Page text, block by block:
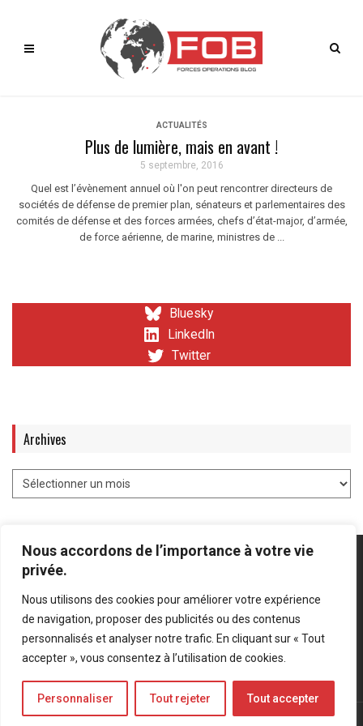
Nous accordons de l’importance à votre vie
privée.
Nous utilisons des cookies pour améliorer votre expérience
de navigation, proposer des publicités ou des contenus
personnalisés et analyser notre trafic. En cliquant sur « Tout
accepter », vous consentez à l’utilisation de cookies.
Personnaliser Tout rejeter Tout accepter
ACTUALITÉS
Plus de lumière, mais en avant !
5 septembre, 2016
Quel est l’évènement annuel où l'on peut rencontrer directeurs de
sociétés de défense de premier plan, sénateurs et parlementaires des
comités de défense et des forces armées, chefs d’état-major, d’armée,
de force aérienne, de marine, ministres de ...
Bluesky
LinkedIn
Twitter
Archives
Mentions légales Politique de confidentialité
Bluesky
LinkedIn
Twitter
© Forces Operations Blog - 2022